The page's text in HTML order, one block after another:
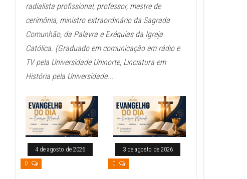
radialista profissional, professor, mestre de
cerimônia, ministro extraordinário da Sagrada
Comunhão, da Palavra e Exéquias da Igreja
Católica. (Graduado em comunicação em rádio e
TV pela Universidade Uninorte, Linciatura em
História pela Universidade...
4 de agosto de 2026
0
3 de agosto de 2026
0